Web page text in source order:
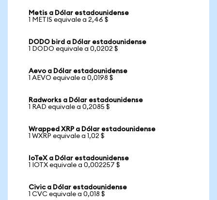
Metis a Dólar estadounidense
1 METIS equivale a 2,46 $
DODO bird a Dólar estadounidense
1 DODO equivale a 0,0202 $
Aevo a Dólar estadounidense
1 AEVO equivale a 0,0198 $
Radworks a Dólar estadounidense
1 RAD equivale a 0,2085 $
Wrapped XRP a Dólar estadounidense
1 WXRP equivale a 1,02 $
IoTeX a Dólar estadounidense
1 IOTX equivale a 0,002257 $
Civic a Dólar estadounidense
1 CVC equivale a 0,018 $